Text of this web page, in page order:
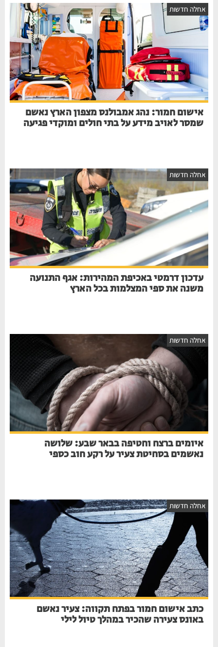
אחלה חדשות
אישום חמור: נהג אמבולנס מצפון הארץ נאשם
שמסר לאויב מידע על בתי חולים ומוקדי פגיעה
אחלה חדשות
עדכון דרמטי באכיפת המהירות: אגף התנועה
משנה את ספי המצלמות בכל הארץ
אחלה חדשות
איומים ברצח וחטיפה בבאר שבע: שלושה
נאשמים בסחיטת צעיר על רקע חוב כספי
אחלה חדשות
כתב אישום חמור בפתח תקווה: צעיר נאשם
באונס צעירה שהכיר במהלך טיול לילי